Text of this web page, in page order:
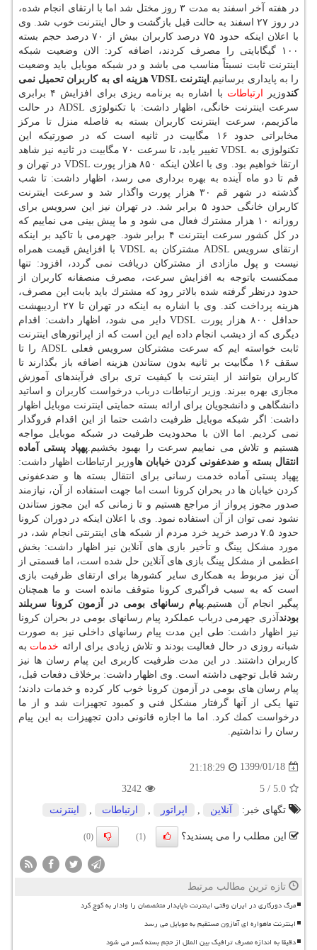
در هفته آخر اسفند به مدت ۳ روز مختل شد اما با ارتقای انجام شده،
در روز ۲۷ اسفند به حالت قبل بازگشت و حال اینترنت خوب شد. وی
با اعلان اینكه حدود ۷۵ درصد كاربران بیش از ۷۰ درصد حجم بسته
۱۰۰ گیگابایتی را مصرف كردند، اضافه كرد: الان وضعیت شبكه
اینترنت ثابت نسبتاً مناسب می باشد و در شبكه موبایل باید وضعیت
را به پایداری برسانیم.
اینترنت VDSL هزینه ای به كاربران تحمیل نمی
كندوزیر ارتباطات
با اشاره به برنامه ریزی برای افزایش ۴ برابری
سرعت اینترنت خانگی، اظهار داشت: با تكنولوژی ADSL در حالت
ماكزیمم، سرعت اینترنت كاربران بسته به فاصله منزل تا مركز
مخابراتی حدود ۱۶ مگابیت در ثانیه است كه در صورتیكه این
تكنولوژی به VDSL تغییر یابد، تا سرعت ۷۰ مگابیت در ثانیه نیز شاهد
ارتقا خواهیم بود. وی با اعلان اینكه ۸۵۰ هزار پورت VDSL در تهران و
قم تا دو ماه آینده به بهره برداری می رسد، اظهار داشت: تا شب
گذشته در شهر قم ۳۰ هزار پورت واگذار شد و سرعت اینترنت
كاربران خانگی حدود ۵ برابر شد. در تهران نیز این سرویس برای
روزانه ۱۰ هزار مشترك فعال می شود و ما پیش بینی می نماییم كه
در كل كشور سرعت اینترنت ۴ برابر شود. جهرمی با تاكید بر اینكه
ارتقای سرویس ADSL مشتركان به VDSL با افزایش قیمت همراه
نیست و پول مازادی از مشتركان دریافت نمی گردد، افزود: تنها
ممكنست باتوجه به افزایش سرعت، مصرف منصفانه كاربران از
حدود درنظر گرفته شده بالاتر رود كه مشترك باید بابت این مصرف،
هزینه پرداخت كند. وی با اشاره به اینكه در تهران تا ۲۷ اردیبهشت
حداقل ۸۰۰ هزار پورت VDSL دایر می شود، اظهار داشت: اقدام
دیگری كه از دیشب انجام داده ایم این است كه از اپراتورهای اینترنت
ثابت خواسته ایم كه سرعت مشتركان سرویس فعلی ADSL را تا
سقف ۱۶ مگابیت بر ثانیه بدون ستاندن هزینه اضافه باز بگذارند تا
كاربران بتوانند از اینترنت با كیفیت تری برای فرآیندهای آموزش
مجازی بهره ببرند. وزیر ارتباطات درباب درخواست كاربران و اساتید
دانشگاهی و دانشجویان برای ارائه بسته حمایتی اینترنت موبایل اظهار
داشت: اگر شبكه موبایل ظرفیت داشت حتما از این اقدام فروگذار
نمی كردیم. اما الان با محدودیت ظرفیت در شبكه موبایل مواجه
هستیم و تلاش می نماییم سرعت را بهبود بخشیم.پهپاد پستی آماده
انتقال بسته و ضدعفونی كردن خیابان هاوزیر ارتباطات اظهار داشت:
پهپاد پستی آماده خدمت رسانی برای انتقال بسته ها و ضدعفونی
كردن خیابان ها در بحران كرونا است اما جهت استفاده از آن، نیازمند
صدور مجوز پرواز از مراجع هستیم و تا زمانی كه این مجوز ستاندن
نشود نمی توان از آن استفاده نمود. وی با اعلان اینكه در دوران كرونا
حدود ۷.۵ درصد خرید خرد مردم از شبكه های اینترنتی انجام شد، در
مورد مشكل پینگ و تأخیر بازی های آنلاین نیز اظهار داشت: بخش
اعظمی از مشكل پینگ بازی های آنلاین حل شده است، اما قسمتی از
آن نیز مربوط به همكاری سایر كشورها برای ارتقای ظرفیت بازی
است كه به سبب فراگیری كرونا متوقف مانده است و ما همچنان
پیگیر انجام آن هستیم. پیام رسانهای بومی در آزمون كرونا سربلند
بودند آذری جهرمی درباب عملكرد پیام رسانهای بومی در بحران كرونا
نیز اظهار داشت: طی این مدت پیام رسانهای داخلی نیز به صورت
شبانه روزی در حال فعالیت بودند و تلاش زیادی برای ارائه خدمات به
كاربران داشتند. در این مدت ظرفیت كاربری این پیام رسان ها نیز
رشد قابل توجهی داشته است. وی اظهار داشت: برخلاف دفعات قبل،
پیام رسان های بومی در آزمون كرونا خوب كار كرده و خدمات دادند؛
تنها یكی از آنها گرفتار مشكل فنی و كمبود تجهیزات شد و از ما
درخواست كمك كرد. اما ما اجازه قانونی دادن تجهیزات به این پیام
رسان را نداشتیم.
1399/01/18
21:18:29
5.0
/
5
3242
تگهای خبر:
آنلاین اپراتور ارتباطات اینترنت
این مطلب را می پسندید؟ (1)
(0)
تازه ترین مطالب مرتبط
مرگ دورکاری در ایران وقتی اینترنت ناپایدار متخصصان را وادار به کوچ کرد
اینترنت ماهواره ای آمازون مستقیم به موبایل می رسد
دقیقا به اندازه مصرف ترافیک بین الملل از حجم بسته کسر می شود